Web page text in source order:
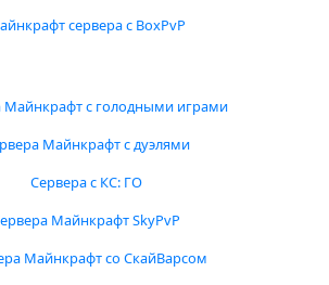
сервера с BoxPvP
Майнкрафт с голодными играми
Майнкрафт с дуэлями
Сервера с КС: ГО
Майнкрафт SkyPvP
Майнкрафт со СкайВарсом